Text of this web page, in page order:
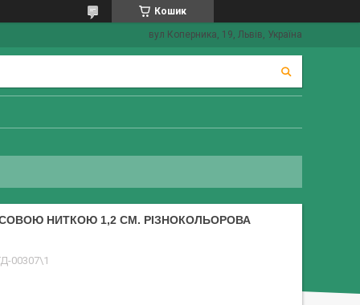
Кошик
вул Коперника, 19, Львів, Україна
НИТКОЮ 1,2 СМ. РІЗНОКОЛЬОРОВА
00307\1